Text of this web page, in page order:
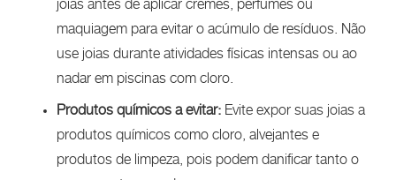
joias antes de aplicar cremes, perfumes ou
maquiagem para evitar o acúmulo de resíduos. Não
use joias durante atividades físicas intensas ou ao
nadar em piscinas com cloro.
Produtos químicos a evitar: Evite expor suas joias a
produtos químicos como cloro, alvejantes e
produtos de limpeza, pois podem danificar tanto o